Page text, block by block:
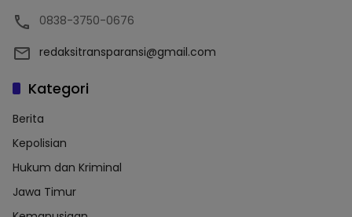
0838-3750-0676
redaksitransparansi@gmail.com
Kategori
Berita
Kepolisian
Hukum dan Kriminal
Jawa Timur